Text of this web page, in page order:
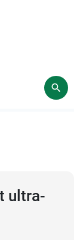
ultra-